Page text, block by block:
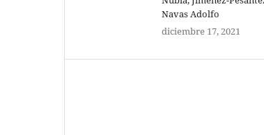
Navas Adolfo
diciembre 17, 2021